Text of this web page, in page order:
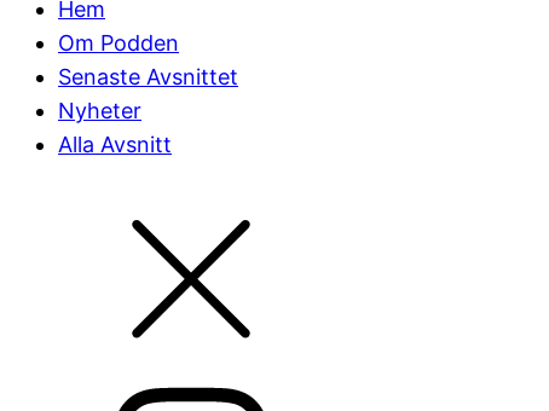
Hem
Om Podden
Senaste Avsnittet
Nyheter
Alla Avsnitt